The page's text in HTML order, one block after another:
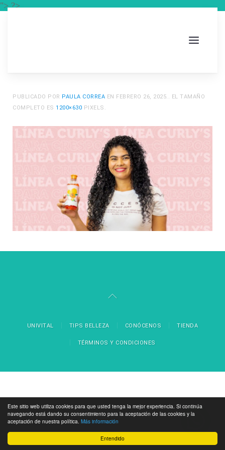
Entendido
Este sitio web utiliza cookies para que usted tenga la mejor experiencia. Si continúa
navegando está dando su consentimiento para la aceptación de las cookies y la
aceptación de nuestra política. Más información
"> ?>
PUBLICADO POR PAULA CORREA EN FEBRERO 26, 2025.. EL TAMAÑO
COMPLETO ES 1200×630 PIXELS.
UNIVITAL TIPS BELLEZA CONÓCENOS TIENDA
TÉRMINOS Y CONDICIONES